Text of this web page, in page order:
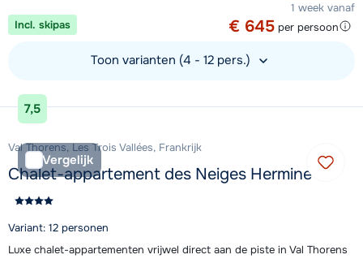
1 week vanaf
€ 645 per persoon
Incl. skipas
Toon varianten (4 - 12 pers.)
Bekijk accommodatie
7,5
Vergelijk
Val Thorens, Les Trois Vallées, Frankrijk
Chalet-appartement des Neiges Hermine
Variant: 12 personen
Luxe chalet-appartementen vrijwel direct aan de piste in Val Thorens